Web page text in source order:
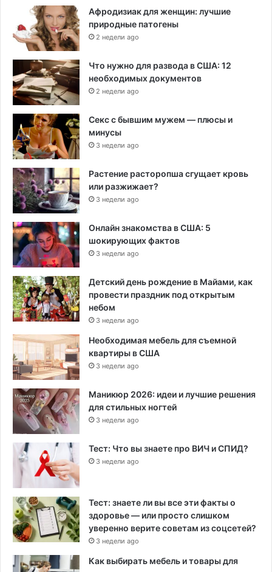
Афродизиак для женщин: лучшие
природные патогены
2 недели ago
Что нужно для развода в США: 12
необходимых документов
2 недели ago
Секс с бывшим мужем — плюсы и
минусы
3 недели ago
Растение расторопша сгущает кровь
или разжижает?
3 недели ago
Онлайн знакомства в США: 5
шокирующих фактов
3 недели ago
Детский день рождение в Майами, как
провести праздник под открытым
небом
3 недели ago
Необходимая мебель для съемной
квартиры в США
3 недели ago
Маникюр 2026: идеи и лучшие решения
для стильных ногтей
3 недели ago
Тест: Что вы знаете про ВИЧ и СПИД?
3 недели ago
Тест: знаете ли вы все эти факты о
здоровье — или просто слишком
уверенно верите советам из соцсетей?
3 недели ago
Как выбирать мебель и товары для